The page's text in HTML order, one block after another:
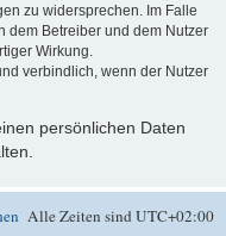
zu widersprechen. Im Falle
dem Betreiber und dem Nutzer
Wirkung.
verbindlich, wenn der Nutzer
persönlichen Daten
Alle Zeiten sindUTC+02:00